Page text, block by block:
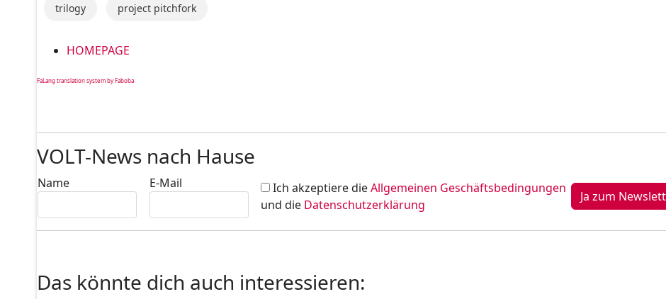
trilogy project pitchfork
HOMEPAGE
FaLang translation system by Faboba
VOLT-News nach Hause
Name E-Mail Ich akzeptiere dieAllgemeinen Geschäftsbedingungen
und die Datenschutzerklärung
Das könnte dich auch interessieren: